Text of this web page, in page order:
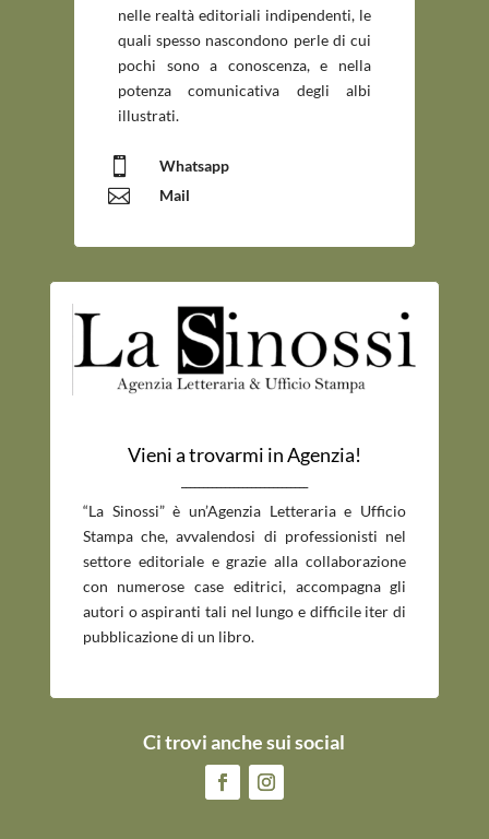
nelle realtà editoriali indipendenti, le
quali spesso nascondono perle di cui
pochi sono a conoscenza, e nella
potenza comunicativa degli albi
illustrati.
 Whatsapp
 Mail
Vieni a trovarmi in Agenzia!
“La Sinossi” è un’Agenzia Letteraria e Ufficio
Stampa che, avvalendosi di professionisti nel
settore editoriale e grazie alla collaborazione
con numerose case editrici, accompagna gli
autori o aspiranti tali nel lungo e difficile iter di
pubblicazione di un libro.
Ci trovi anche sui social